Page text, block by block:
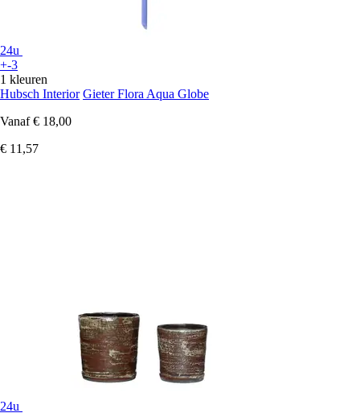
24u
+-3
1 kleuren
Hubsch Interior Gieter Flora Aqua Globe
Vanaf € 18,00
€ 11,57
24u